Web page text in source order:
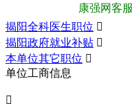
康强网客
揭阳全科医生职位 
揭阳政府就业补贴 
本单位其它职位 
单位工商信息
